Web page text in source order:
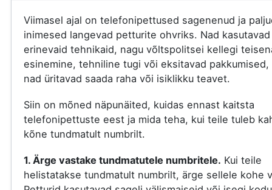
Viimasel ajal on telefonipettused sagenenud ja
inimesed langevad petturite ohvriks. Nad kasutavad
erinevaid tehnikaid, nagu võltspolitsei kellegi
esinemine, tehniline tugi või eksitavad pakkumised,
nad üritavad saada raha või isiklikku teavet.
Siin on mõned näpunäited, kuidas ennast kaitsta
telefonipettuste eest ja mida teha, kui teile tuleb
kõne tundmatult numbrilt.
1. Ärge vastake tundmatutele numbritele. Kui teile
helistatakse tundmatult numbrilt, ärge sellele kohe